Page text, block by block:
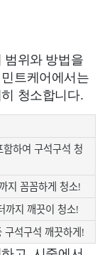
범위와 방법을
트케어에서는
청소합니다.
하여 구석구석 청
지 꼼꼼하게 청소!
까지 깨끗이 청소!
구석구석 깨끗하게!